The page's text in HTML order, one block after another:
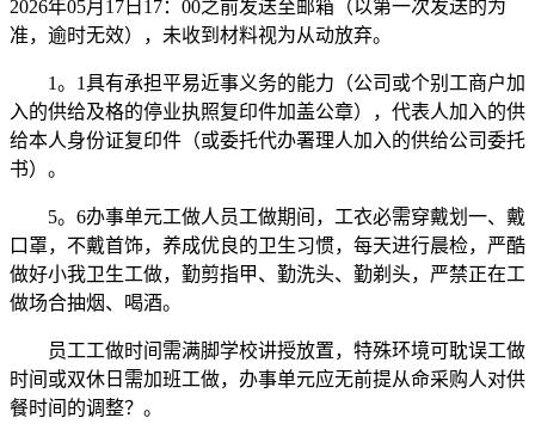
2026年05月17日17：00之前发送至邮箱（以第一次发送的为
准，逾时无效），未收到材料视为从动放弃。
1。1具有承担平易近事义务的能力（公司或个别工商户加
入的供给及格的停业执照复印件加盖公章），代表人加入的供
给本人身份证复印件（或委托代办署理人加入的供给公司委托
书）。
5。6办事单元工做人员工做期间，工衣必需穿戴划一、戴
口罩，不戴首饰，养成优良的卫生习惯，每天进行晨检，严酷
做好小我卫生工做，勤剪指甲、勤洗头、勤剃头，严禁正在工
做场合抽烟、喝酒。
员工工做时间需满脚学校讲授放置，特殊环境可耽误工做
时间或双休日需加班工做，办事单元应无前提从命采购人对供
餐时间的调整？。